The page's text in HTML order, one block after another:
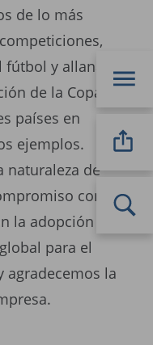
de lo más
y allanar
de la Copa
países en
ejemplos.
naturaleza de
con
la adopción de
para el
agradecemos la